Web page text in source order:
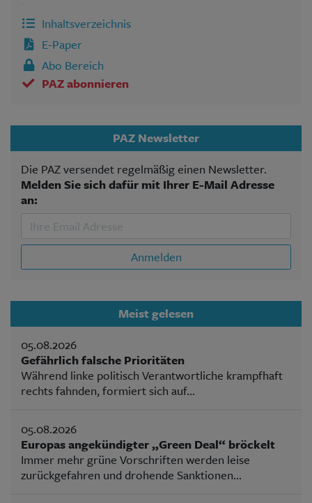
Inhaltsverzeichnis
E-Paper
Abo Bereich
PAZ abonnieren
PAZ Newsletter
Die PAZ versendet regelmäßig einen Newsletter.
Melden Sie sich dafür mit Ihrer E-Mail Adresse
an:
Anmelden
Meist gelesen
05.08.2026
Gefährlich falsche Prioritäten
Während linke politisch Verantwortliche krampfhaft
rechts fahnden, formiert sich auf...
05.08.2026
Europas angekündigter „Green Deal“ bröckelt
Immer mehr grüne Vorschriften werden leise
zurückgefahren und drohende Sanktionen...